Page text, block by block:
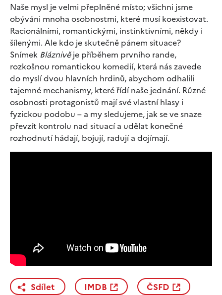
Naše mysl je velmi přeplněné místo; všichni jsme
obýváni mnoha osobnostmi, které musí koexistovat.
Racionálními, romantickými, instinktivními, někdy i
šílenými. Ale kdo je skutečně pánem situace?
Snímek Bláznivěje příběhem prvního rande,
rozkošnou romantickou komedií, která nás zavede
do myslí dvou hlavních hrdinů, abychom odhalili
tajemné mechanismy, které řídí naše jednání. Různé
osobnosti protagonistů mají své vlastní hlasy i
fyzickou podobu – a my sledujeme, jak se ve snaze
převzít kontrolu nad situací a udělat konečné
rozhodnutí hádají, bojují, radují a dojímají.
Sdílet IMDB
ČSFD